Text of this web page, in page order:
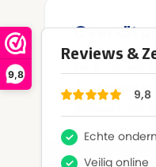
9,8
Over dit
De 9-Pocket
360 kaarten
gemaakt van